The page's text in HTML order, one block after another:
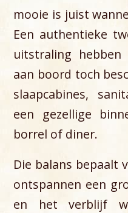
mooie is juist
Een authentieke
uitstraling
aan boord toch
slaapcabines,
een gezellige
borrel of diner.
Die balans bepaalt
ontspannen een
en het verblijf